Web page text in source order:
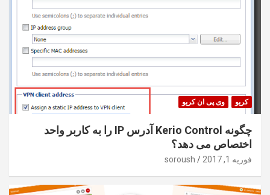
کریو وی پی ان کریو
چگونه Kerio Control آدرس IP را به کاربر واحد
اختصاص می دهد؟
فوریه 1, 2017 soroush